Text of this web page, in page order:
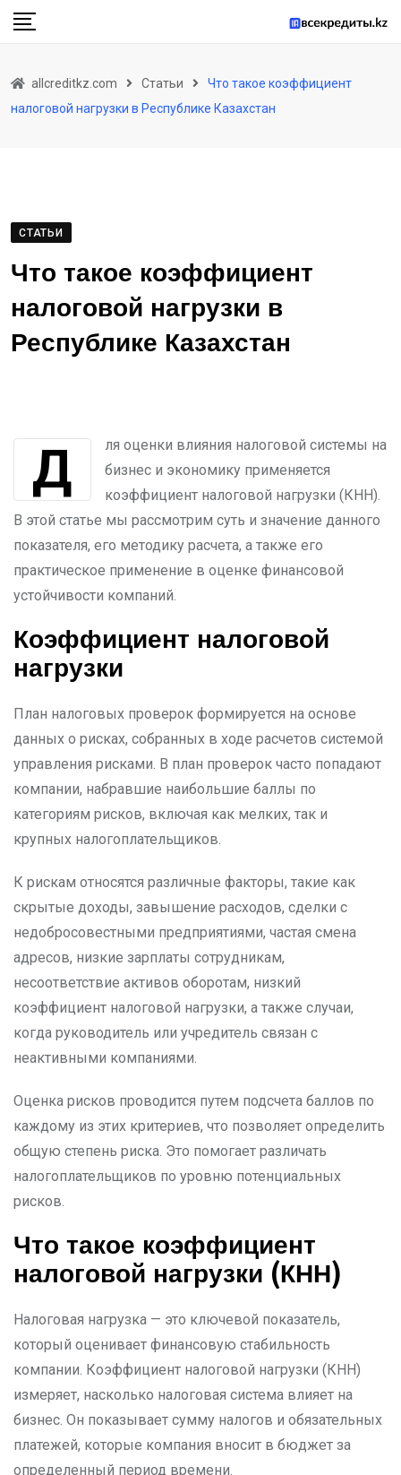
Skip
allcreditkz.com Статьи
Что такое коэффициент
налоговой нагрузки в Республике Казахстан
СТАТЬИ
Что такое коэффициент
налоговой нагрузки в
Республике Казахстан
Для оценки влияния налоговой системы на
бизнес и экономику применяется
коэффициент налоговой нагрузки (КНН).
В этой статье мы рассмотрим суть и значение данного
показателя, его методику расчета, а также его
практическое применение в оценке финансовой
устойчивости компаний.
Коэффициент налоговой
нагрузки
План налоговых проверок формируется на основе
данных о рисках, собранных в ходе расчетов системой
управления рисками. В план проверок часто попадают
компании, набравшие наибольшие баллы по
категориям рисков, включая как мелких, так и
крупных налогоплательщиков.
К рискам относятся различные факторы, такие как
скрытые доходы, завышение расходов, сделки с
недобросовестными предприятиями, частая смена
адресов, низкие зарплаты сотрудникам,
несоответствие активов оборотам, низкий
коэффициент налоговой нагрузки, а также случаи,
когда руководитель или учредитель связан с
неактивными компаниями.
Оценка рисков проводится путем подсчета баллов по
каждому из этих критериев, что позволяет определить
общую степень риска. Это помогает различать
налогоплательщиков по уровню потенциальных
рисков.
Что такое коэффициент
налоговой нагрузки (КНН)
Налоговая нагрузка — это ключевой показатель,
который оценивает финансовую стабильность
компании. Коэффициент налоговой нагрузки (КНН)
измеряет, насколько налоговая система влияет на
бизнес. Он показывает сумму налогов и обязательных
платежей, которые компания вносит в бюджет за
определенный период времени.